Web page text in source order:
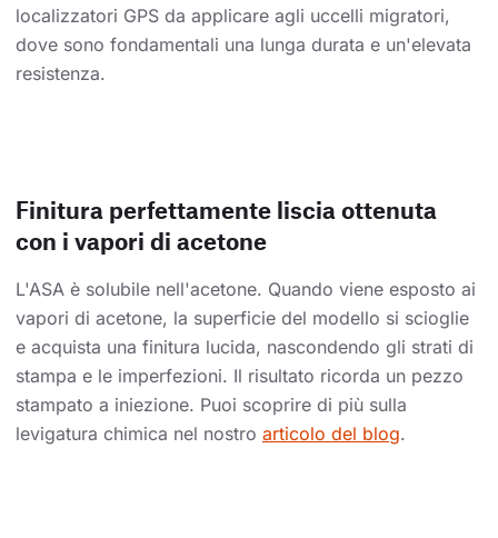
localizzatori GPS da applicare agli uccelli migratori,
dove sono fondamentali una lunga durata e un'elevata
resistenza.
Finitura perfettamente liscia ottenuta
con i vapori di acetone
L'ASA è solubile nell'acetone. Quando viene esposto ai
vapori di acetone, la superficie del modello si scioglie
e acquista una finitura lucida, nascondendo gli strati di
stampa e le imperfezioni. Il risultato ricorda un pezzo
stampato a iniezione. Puoi scoprire di più sulla
levigatura chimica nel nostro articolo del blog.